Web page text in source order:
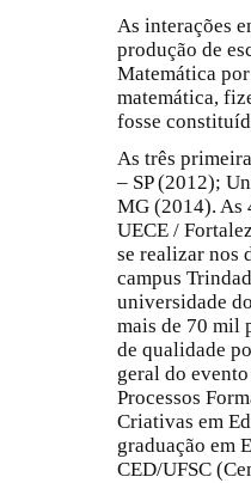
As interações
produção de
Matemática
matemática,
fosse
As três
– SP (2012);
MG (2014). As
UECE /
se realizar nos
campus
universidade
mais de 70 mil
de qualidade
geral do
Processos
Criativas em
graduação em
CED/UFSC